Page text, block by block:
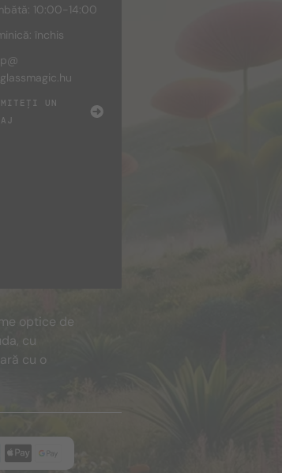
10:00-14:00
închis
UN
optice de
cu
cu o